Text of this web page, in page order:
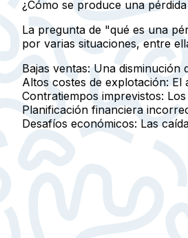
¿Cómo se produce una
La pregunta de "qué es una
por varias situaciones, entre
Bajas ventas: Una disminución
Altos costes de explotación: El
Contratiempos imprevistos:
Planificación financiera
Desafíos económicos: Las